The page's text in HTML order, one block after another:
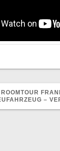
VORHERIGER
BEITRAG:
ROOMTOUR
–